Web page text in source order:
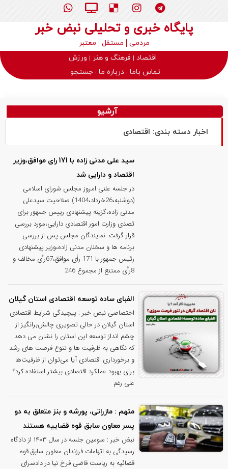
پایگاه خبری و تحلیلی نبض خبر
مردمی مستقل
معتبر
اقتصاد
فرهنگ و هنر
ورزش
تماس باما درباره ما جستجو
آرشیو
اخبار دسته بندی: اقتصادی
سید علی مدنی زاده با 171 رای موافق،وزیر
اقتصاد و دارایی شد
در جلسه علنی امروز مجلس شورای اسلامی
(دوشنبه،26خرداد،1404) صلاحیت سیدعلی
مدنی زاده،گزینه پیشنهادی رییس جمهور برای
تصدی وزارت امور اقتصادی دارایی،مورد بررسی
قرار گرفت. نمایندگان مجلس پس از بررسی
برنامه ها و سخنان مدنی زاده،وزیر پیشنهادی
رئیس جمهور با 171 رأی موافق،67رأی مخالف و
8رأی ممتنع از مجموع 246
الفبای ساده توسعه اقتصادی استان گیلان
اختصاصی نبض خبر : پیچیدگی شرایط اقتصادی
استان گیلان در حالی تصویری چالش‌برانگیز از
چشم انداز توسعه این استان را نشان می دهد
که نگاهی به ظرفیت ها و تنوع فرصت های رشد
و برخورداری اقتصادی آیا می‌توان از ظرفیت‌ها
برای بهبود عملکرد اقتصادی بیشتر استفاده کرد؟
علی رغم
متهم : مازراتی، پورشه و بنز متعلق به دو
پسر معاون سابق قوه قضاییه هستند
نبض خبر : سومین جلسه در سال ۱۴۰۳ از دادگاه
رسیدگی به اتهامات فرزندان معاون سابق قوه
قضائیه به ریاست قاضی فرخ نیا در دادسرای